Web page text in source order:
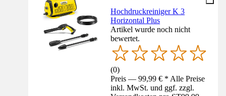
Hochdruckreiniger K 3
Horizontal Plus
Artikel wurde noch nicht
bewertet.
(0)
Preis — 99,99 € * Alle Preise
inkl. MwSt. und ggf. zzgl.